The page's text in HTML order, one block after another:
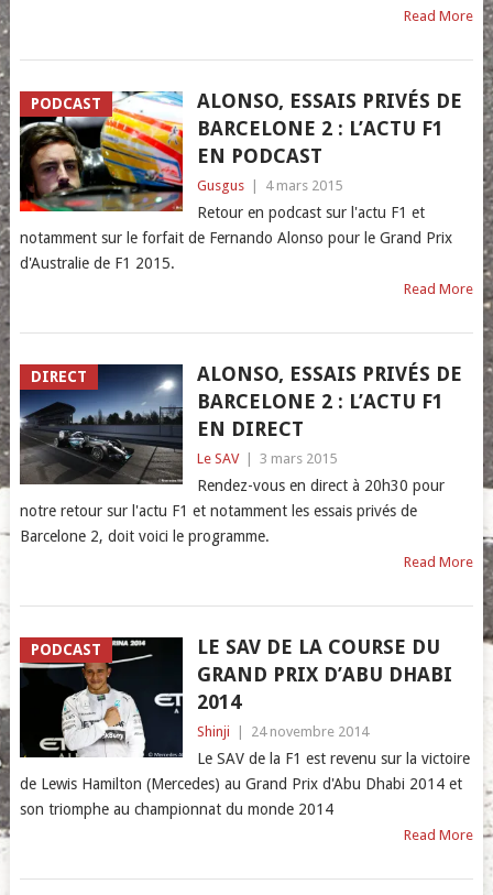
Read More
PODCAST
ALONSO, ESSAIS PRIVÉS DE
BARCELONE 2 : L’ACTU F1
EN PODCAST
Gusgus 4 mars 2015
Retour en podcast sur l'actu F1 et
notamment sur le forfait de Fernando Alonso pour le Grand Prix
d'Australie de F1 2015.
Read More
DIRECT
ALONSO, ESSAIS PRIVÉS DE
BARCELONE 2 : L’ACTU F1
EN DIRECT
Le SAV 3 mars 2015
Rendez-vous en direct à 20h30 pour
notre retour sur l'actu F1 et notamment les essais privés de
Barcelone 2, doit voici le programme.
Read More
PODCAST
LE SAV DE LA COURSE DU
GRAND PRIX D’ABU DHABI
2014
Shinji 24 novembre 2014
Le SAV de la F1 est revenu sur la victoire
de Lewis Hamilton (Mercedes) au Grand Prix d'Abu Dhabi 2014 et
son triomphe au championnat du monde 2014
Read More